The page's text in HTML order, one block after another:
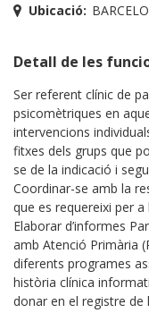
Ubicació:
Detall de les
Ser referent clínic de
psicomètriques en
intervencions
fitxes dels grups que
se de la indicació i
Coordinar-se amb la
que es requereixi per a
Elaborar d’informes
amb Atenció Primària
diferents programes
història clínica
donar en el registre de